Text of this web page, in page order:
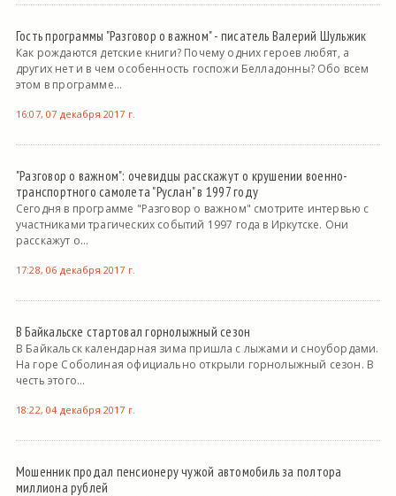
Гость программы "Разговор о важном" - писатель Валерий Шульжик
Как рождаются детские книги? Почему одних героев любят, а
других нет и в чем особенность госпожи Белладонны? Обо всем
этом в программе...
16:07, 07 декабря 2017 г.
"Разговор о важном": очевидцы расскажут о крушении военно-
транспортного самолета "Руслан" в 1997 году
Сегодня в программе "Разговор о важном" смотрите интервью с
участниками трагических событий 1997 года в Иркутске. Они
расскажут о...
17:28, 06 декабря 2017 г.
В Байкальске стартовал горнолыжный сезон
В Байкальск календарная зима пришла с лыжами и сноубордами.
На горе Соболиная официально открыли горнолыжный сезон. В
честь этого...
18:22, 04 декабря 2017 г.
Мошенник продал пенсионеру чужой автомобиль за полтора
миллиона рублей